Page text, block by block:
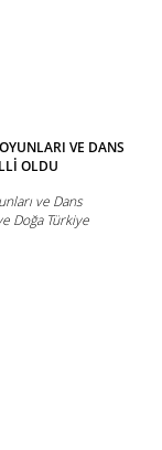
VE DANS
OLDU
ve Dans
Doğa Türkiye